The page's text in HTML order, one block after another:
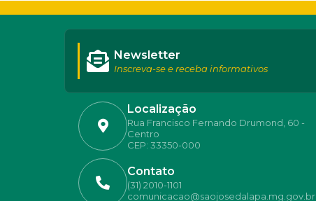
Localização
Rua Francisco Fernando Drumond, 60 -
Centro
CEP: 33350-000
Contato
(31) 2010-1101
comunicacao@saojosedalapa.mg.gov.br
Newsletter
Inscreva-se e receba informativos